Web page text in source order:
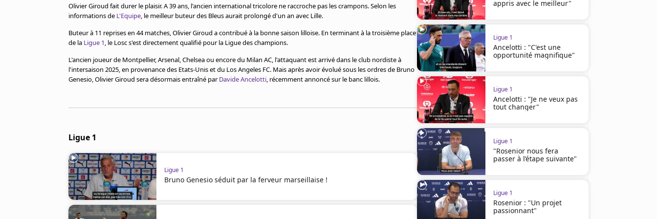
Protection des données
Paramétrer mon consentement
Olivier Giroud fait durer le plaisir. A 39 ans, l'ancien international tricolore ne raccroche pas les crampons. Selon les
informations de L'Equipe, le meilleur buteur des Bleus aurait prolongé d'un an avec Lille.
Buteur à 11 reprises en 44 matches, Olivier Giroud a contribué à la bonne saison lilloise. En terminant à la troisième place
de la Ligue 1, le Losc s'est directement qualifié pour la Ligue des champions.
L'ancien joueur de Montpellier, Arsenal, Chelsea ou encore du Milan AC, l'attaquant est arrivé dans le club nordiste à
l'intersaison 2025, en provenance des Etats-Unis et du Los Angeles FC. Mais après avoir évolué sous les ordres de Bruno
Genesio, Olivier Giroud sera désormais entraîné parDavide Ancelotti, récemment annoncé sur le banc lillois.
Ligue 1
Ligue 1
Bruno Genesio séduit par la ferveur marseillaise !
appris avec le meilleur"
Ligue 1
Ancelotti : "C'est une
opportunité magnifique"
Ligue 1
Ancelotti : "Je ne veux pas
tout changer"
Ligue 1
"Rosenior nous fera
passer à l’étape suivante"
Ligue 1
Rosenior : "Un projet
passionnant"